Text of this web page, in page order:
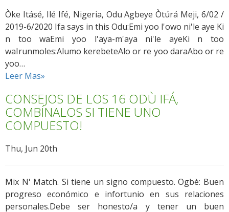
Òke Itásé, Ilé Ifé, Nigeria, Odu Agbeye Òtúrá Meji, 6/02 /
2019-6/2020 Ifa says in this Odu:Emi yoo l'owo ni'le aye Ki
n too waEmi yoo l'aya-m'aya ni'le ayeKi n too
waIrunmoles:Alumo kerebeteAlo or re yoo daraAbo or re
yoo…
Leer Mas»
CONSEJOS DE LOS 16 ODÙ IFÁ,
COMBÍNALOS SI TIENE UNO
COMPUESTO!
Thu, Jun 20th
Mix N' Match. Si tiene un signo compuesto. Ogbè: Buen
progreso económico e infortunio en sus relaciones
personales.Debe ser honesto/a y tener un buen